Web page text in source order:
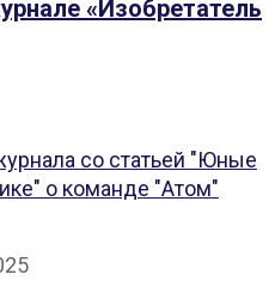
«Изобретатель
со статьей "Юные
о команде "Атом"